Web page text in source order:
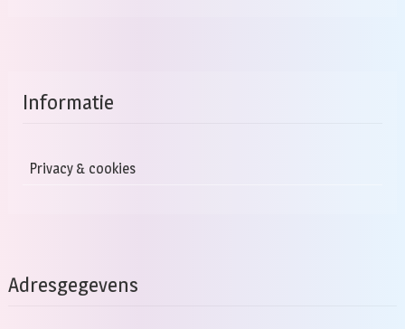
Informatie
Privacy & cookies
Adresgegevens